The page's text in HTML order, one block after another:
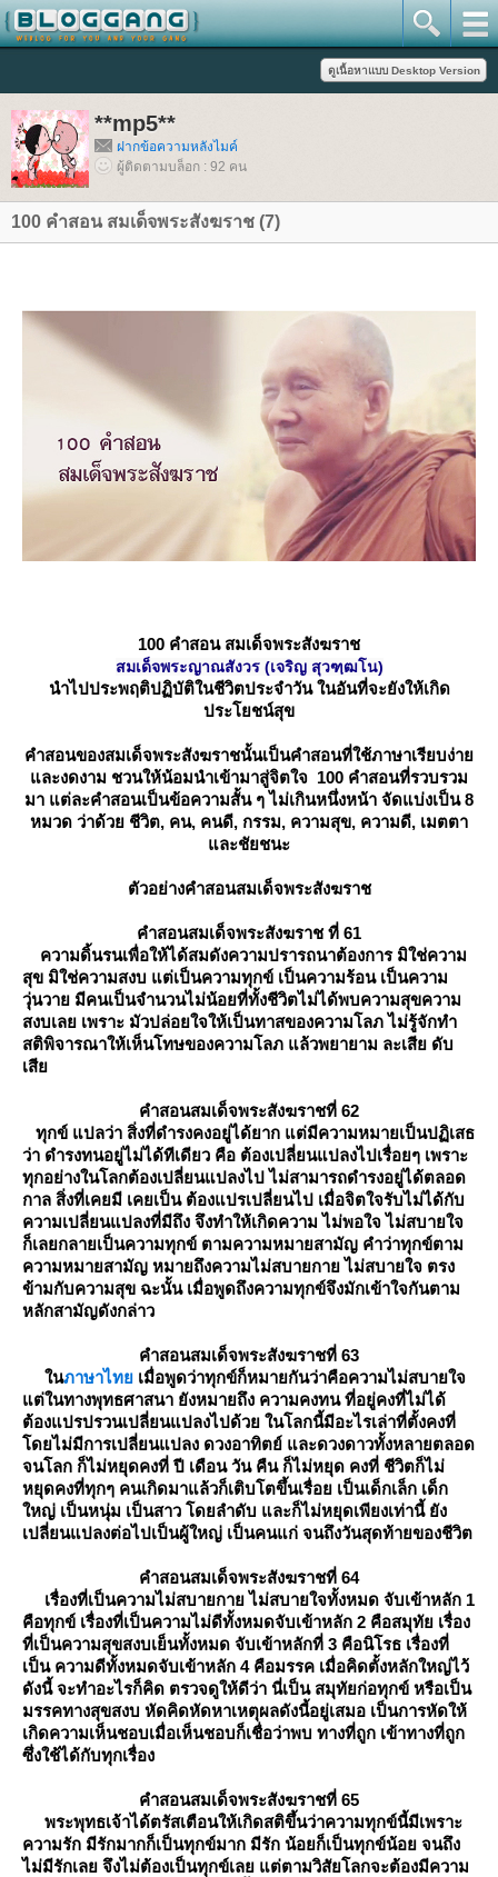
**mp5**
ฝากข้อความหลังไมค์
ผู้ติดตามบล็อก : 92 คน
100 คำสอน สมเด็จพระสังฆราช (7)
100 คำสอน สมเด็จพระสังฆราช
สมเด็จพระญาณสังวร (เจริญ สุวฑฺฒโน)
นำไปประพฤติปฏิบัติในชีวิตประจําวัน ในอันที่จะยังให้เกิด
ประโยชน์สุข
คำสอนของสมเด็จพระสังฆราชนั้นเป็นคำสอนที่ใช้ภาษาเรียบง่า
ละงดงาม ชวนให้น้อมนำเข้ามาสู่จิตใจ 100 คำสอนที่รวบรวม
มา แต่ละคำสอนเป็นข้อความสั้น ๆ ไม่เกินหนึ่งหน้า จัดแบ่งเป็น 8
หมวด ว่าด้วย ชีวิต, คน, คนดี, กรรม, ความสุข, ความดี, เมตตา
ละชัยชนะ
ตัวอย่างคำสอนสมเด็จพระสังฆราช
คำสอนสมเด็จพระสังฆราช ที่ 61
ความดิ้นรนเพื่อให้ได้สมดังความปรารถนาต้องการ มิใช่ความ
สุข มิใช่ความสงบ แต่เป็นความทุกข์ เป็นความร้อน เป็นความ
วุ่นวาย มีคนเป็นจำนวนไม่น้อยที่ทั้งชีวิตไม่ได้พบความสุขความ
สงบเลย เพราะ มัวปล่อยใจให้เป็นทาสของความโลภ ไม่รู้จักทำ
สติพิจารณาให้เห็นโทษของความโลภ แล้วพยายาม ละเสีย ดับ
เสี
คำสอนสมเด็จพระสังฆราชที่ 62
ทุกข์ แปลว่า สิ่งที่ดำรงคงอยู่ได้ยาก แต่มีความหมายเป็นปฏิเสธ
ว่า ดำรงทนอยู่ไม่ได้ทีเดียว คือ ต้องเปลี่ยนแปลงไปเรื่อยๆ เพราะ
ทุกอย่างในโลกต้องเปลี่ยนแปลงไป ไม่สามารถดำรงอยู่ได้ตลอด
กาล สิ่งที่เคยมี เคยเป็น ต้องแปรเปลี่ยนไป เมื่อจิตใจรับไม่ได้กับ
ความเปลี่ยนแปลงที่มีถึง จึงทำให้เกิดความ ไม่พอใจ ไม่สบายใจ
ก็เลยกลายเป็นความทุกข์ ตามความหมายสามัญ คำว่าทุกข์ตาม
ความหมายสามัญ หมายถึงความไม่สบายกาย ไม่สบายใจ ตรง
ข้ามกับความสุข ฉะนั้น เมื่อพูดถึงความทุกข์จึงมักเข้าใจกันตาม
หลักสามัญดังกล่าว
คำสอนสมเด็จพระสังฆราชที่ 63
นภาษาไท เมื่อพูดว่าทุกข์ก็หมายกันว่าคือความไม่สบายใจ
ต่ในทางพุทธศาสนา ยังหมายถึง ความคงทน ที่อยู่คงที่ไม่ได้
ต้องแปรปรวนเปลี่ยนแปลงไปด้วย ในโลกนี้มีอะไรเล่าที่ตั้งคงที่
ดยไม่มีการเปลี่ยนแปลง ดวงอาทิตย์ และดวงดาวทั้งหลายตลอด
จนโลก ก็ไม่หยุดคงที่ ปี เดือน วัน คืน ก็ไม่หยุด คงที่ ชีวิตก็ไม่
หยุดคงที่ทุกๆ คนเกิดมาแล้วก็เติบโตขึ้นเรื่อย เป็นเด็กเล็ก เด็ก
หญ่ เป็นหนุ่ม เป็นสาว โดยลำดับ และก็ไม่หยุดเพียงเท่านี้ ยัง
เปลี่ยนแปลงต่อไปเป็นผู้ใหญ่ เป็นคนแก่ จนถึงวันสุดท้ายของชีวิต
คำสอนสมเด็จพระสังฆราชที่ 64
เรื่องที่เป็นความไม่สบายกาย ไม่สบายใจทั้งหมด จับเข้าหลัก 1
คือทุกข์ เรื่องที่เป็นความไม่ดีทั้งหมดจับเข้าหลัก 2 คือสมุทัย เรื่อง
ที่เป็นความสุขสงบเย็นทั้งหมด จับเข้าหลักที่ 3 คือนิโรธ เรื่องที่
เป็น ความดีทั้งหมดจับเข้าหลัก 4 คือมรรค เมื่อคิดตั้งหลักใหญ่ไว้
ดังนี้ จะทำอะไรก็คิด ตรวจดูให้ดีว่า นี่เป็น สมุทัยก่อทุกข์ หรือเป็น
มรรคทางสุขสงบ หัดคิดหัดหาเหตุผลดังนี้อยู่เสมอ เป็นการหัดให้
เกิดความเห็นชอบเมื่อเห็นชอบก็เชื่อว่าพบ ทางที่ถูก เข้าทางที่ถูก
ซึ่งใช้ได้กับทุกเรื่อง
คำสอนสมเด็จพระสังฆราชที่ 65
พระพุทธเจ้าได้ตรัสเตือนให้เกิดสติขึ้นว่าความทุกข์นี้มีเพราะ
ความรัก มีรักมากก็เป็นทุกข์มาก มีรัก น้อยก็เป็นทุกข์น้อย จนถึง
ไม่มีรักเลย จึงไม่ต้องเป็นทุกข์เลย แต่ตามวิสัยโลกจะต้องมีความ